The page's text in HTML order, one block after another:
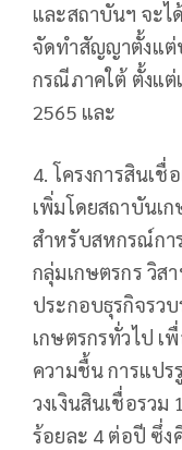
และสถาบันฯ จะไ
จัดทำสัญญาตั้งแต่
กรณีภาคใต้ ตั้งแต่
2565 และ
4. โครงการสินเชื่
เพิ่มโดยสถาบันเ
สำหรับสหกรณ์กา
กลุ่มเกษตรกร วิ
ประกอบธุรกิจรว
เกษตรกรทั่วไป
ความชื้น การแปร
วงเงินสินเชื่อรวม
ร้อยละ 4 ต่อปี ซึ่ง